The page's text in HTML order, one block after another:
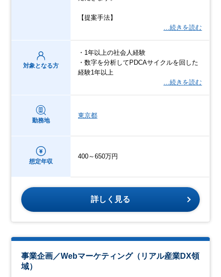
【提案手法】
…続きを読む
対象となる方
・1年以上の社会人経験
・数字を分析してPDCAサイクルを回した
経験1年以上
…続きを読む
勤務地
東京都
想定年収
400～650万円
詳しく見る
事業企画／Webマーケティング（リアル産業DX領
域）